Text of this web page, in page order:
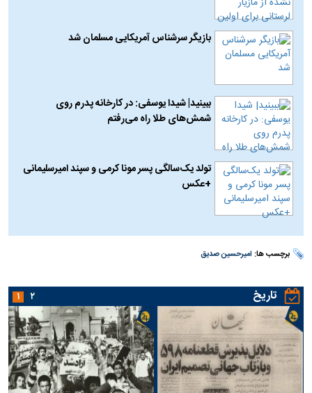
بازیگر سرشناس آمریکایی مسلمان شد
ببینید| شیدا یوسفی: در کارخانه پدرم روی
شمش‌های طلا راه می‌رفتم
تولد یک‌سالگی پسر مونا کرمی و سپند امیرسلیمانی
+عکس
برچسب ها: امیرحسین صدیق
تاریخ ۱ ۲